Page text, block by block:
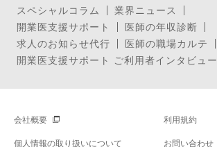
スペシャルコラム
業界ニュース
開業医支援サポート
医師の年収診断
求人のお知らせ代行
医師の職場カルテ
開業医支援サポート ご利用者インタビュー
会社概要 利用規約
個人情報の取り扱いについて お問い合わせ